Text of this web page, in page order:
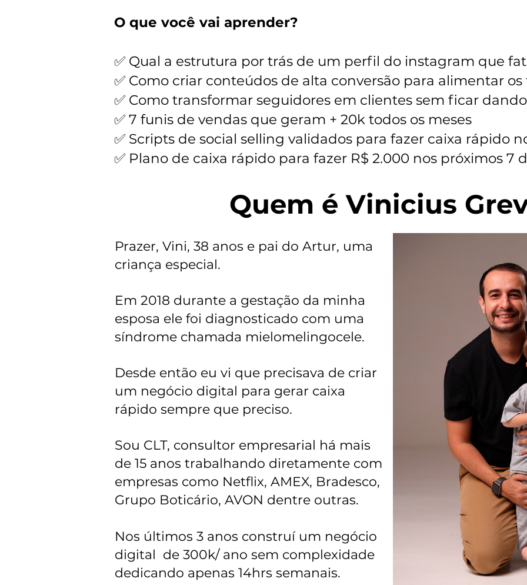
O que você vai aprender?
✅ Qual a estrutura por trás de um perfil do instagram que
✅ Como criar conteúdos de alta conversão para alimentar os
✅ Como transformar seguidores em clientes sem ficar
✅ 7 funis de vendas que geram + 20k todos os meses
✅ Scripts de social selling validados para fazer caixa rápido
✅ Plano de caixa rápido para fazer R$ 2.000 nos próximos 7
Quem é Vinicius
Prazer, Vini, 38 anos e pai do Artur, uma
criança especial.
Em 2018 durante a gestação da minha
esposa ele foi diagnosticado com uma
síndrome chamada mielomelingocele.
Desde então eu vi que precisava de criar
um negócio digital para gerar caixa
rápido sempre que preciso.
Sou CLT, consultor empresarial há mais
de 15 anos trabalhando diretamente com
empresas como Netflix, AMEX, Bradesco,
Grupo Boticário, AVON dentre outras.
Nos últimos 3 anos construí um negócio
digital de 300k/ ano sem complexidade
dedicando apenas 14hrs semanais.